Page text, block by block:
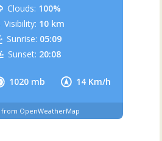
1020 mb 14 Km/h
Clouds: 100%
Visibility: 10 km
Sunrise: 05:09
Sunset: 20:08
OpenWeatherMap